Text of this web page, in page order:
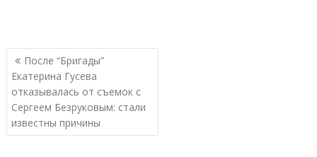
Навигация
по
записям
После “Бригады”
Екатерина Гусева
отказывалась от съемок с
Сергеем Безруковым: стали
известны причины